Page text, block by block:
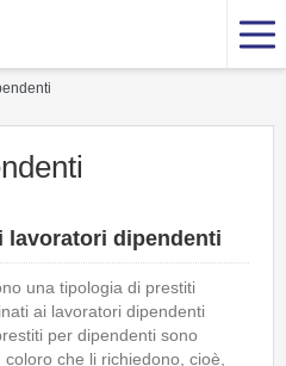
lavoratori dipendenti
una tipologia di prestiti
ai lavoratori dipendenti
per dipendenti sono
che li richiedono, cioè,